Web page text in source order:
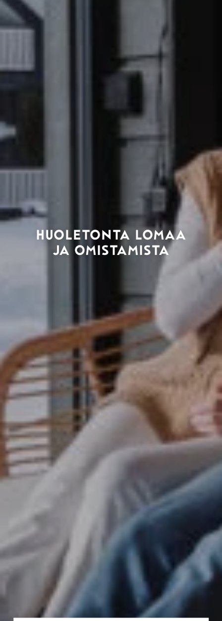
HUOLETONTA LOMAA
JA OMISTAMISTA